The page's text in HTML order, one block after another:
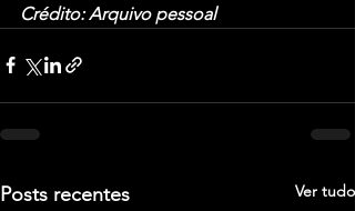
Crédito: Arquivo pessoal
Posts recentes Ver tudo